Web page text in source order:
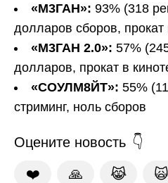
«М3ГАН»: 93% (318
долларов сборов, прокат
«М3ГАН 2.0»: 57%
долларов, прокат в
«СОУЛМ8ЙТ»: 55%
стриминг, ноль сборов
Оцените новость
❤️ 🙏 😹 🙀